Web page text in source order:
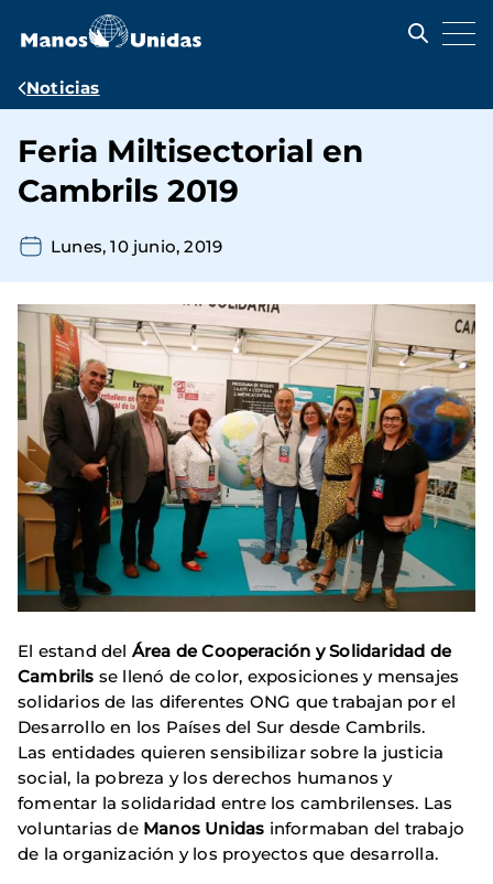
contenido
Ruta
navegación
Noticias
Feria Miltisectorial en
Cambrils 2019
Lunes, 10 junio, 2019
El estand del Área de Cooperación y Solidaridad de
Cambrils se llenó de color, exposiciones y mensajes
solidarios de las diferentes ONG que trabajan por el
Desarrollo en los Países del Sur desde Cambrils.
Las entidades quieren sensibilizar sobre la justicia
social, la pobreza y los derechos humanos y
fomentar la solidaridad entre los cambrilenses. Las
voluntarias de Manos Unidas informaban del trabajo
de la organización y los proyectos que desarrolla.